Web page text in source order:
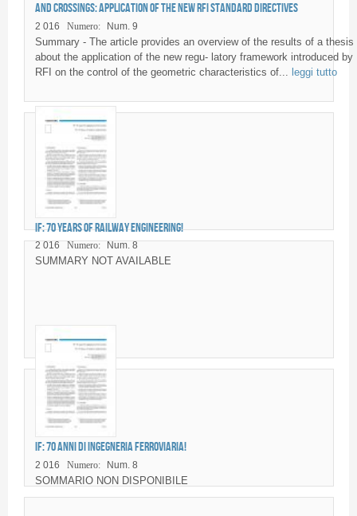
and crossings: application of the new RFI standard directives
2 016 Numero: Num. 9
Summary - The article provides an overview of the results of a thesis
about the application of the new regu- latory framework introduced by
RFI on the control of the geometric characteristics of... leggi tutto
IF: 70 years of railway engineering!
2 016 Numero: Num. 8
SUMMARY NOT AVAILABLE
IF: 70 anni di ingegneria ferroviaria!
2 016 Numero: Num. 8
SOMMARIO NON DISPONIBILE